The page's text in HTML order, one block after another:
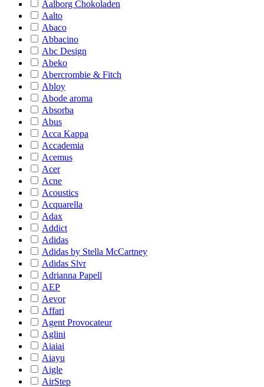
Aalborg Chokoladen
Aalto
Abaco
Abbacino
Abc Design
Abeko
Abercrombie & Fitch
Abloy
Abode aroma
Absorba
Abus
Acca Kappa
Accademia
Acemus
Acer
Acne
Acoustics
Acquarella
Adax
Addict
Adidas
Adidas by Stella McCartney
Adidas Slvr
Adrianna Papell
AEP
Aevor
Affari
Agent Provocateur
Aglini
Aiaiai
Aiayu
Aigle
AirStep